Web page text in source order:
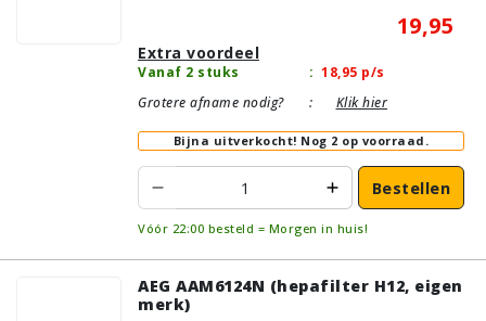
19,95
Extra voordeel
Vanaf 2 stuks : 18,95 p/s
Grotere afname nodig?
: Klik hier
Bijna uitverkocht! Nog 2 op voorraad.
Bestellen
Vóór 22:00 besteld = Morgen in huis!
AEG AAM6124N (hepafilter H12, eigen
merk)